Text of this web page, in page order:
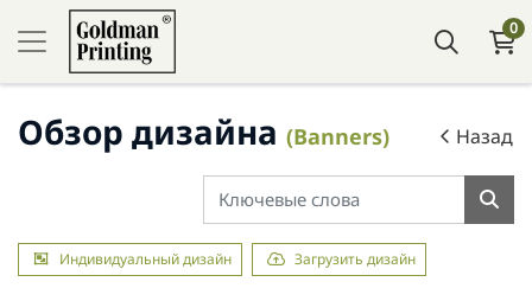
0
Обзор дизайна (Banners) Назад
Индивидуальный дизайн Загрузить дизайн